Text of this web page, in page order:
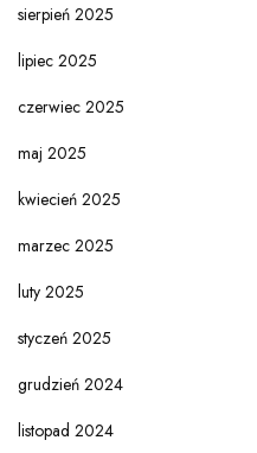
sierpień 2025
lipiec 2025
czerwiec 2025
maj 2025
kwiecień 2025
marzec 2025
luty 2025
styczeń 2025
grudzień 2024
listopad 2024